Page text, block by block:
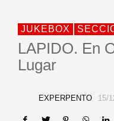
JUKEBOX
LAPIDO. En
Lugar
EXPERPENTO 15/